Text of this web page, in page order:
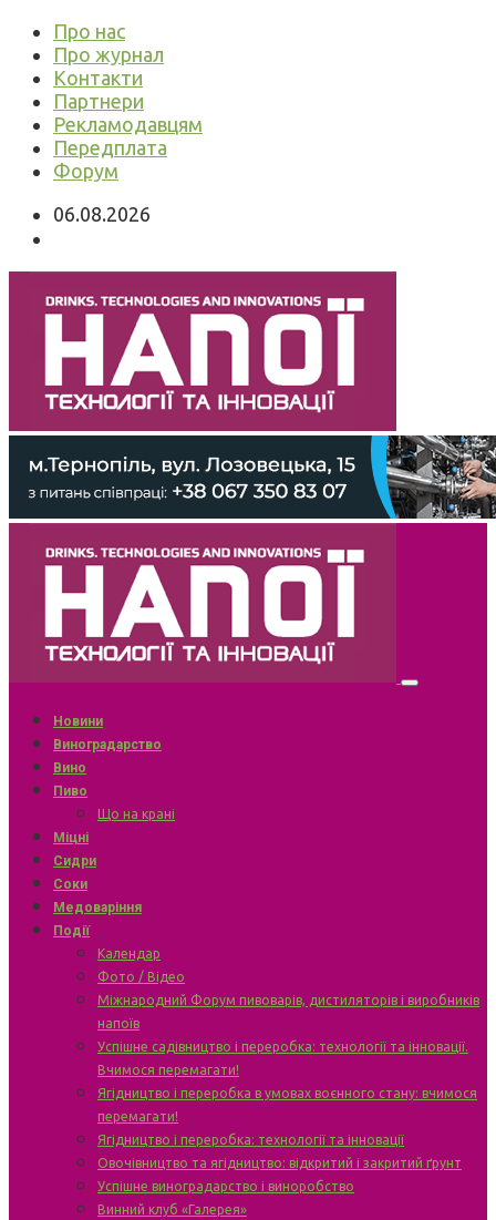
Про нас
Про журнал
Контакти
Партнери
Рекламодавцям
Передплата
Форум
06.08.2026
Новини
Виноградарство
Вино
Пиво
Що на крані
Міцні
Сидри
Соки
Медоваріння
Події
Календар
Фото / Відео
Міжнародний Форум пивоварів, дистиляторів і виробників
напоїв
Успішне садівництво і переробка: технології та інновації.
Вчимося перемагати!
Ягідництво і переробка в умовах воєнного стану: вчимося
перемагати!
Ягідництво і переробка: технології та інновації
Овочівництво та ягідництво: відкритий і закритий ґрунт
Успішне виноградарство і виноробство
Винний клуб «Галерея»